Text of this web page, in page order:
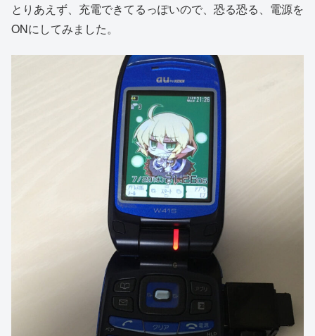
とりあえず、充電できてるっぽいので、恐る恐る、電源を
ONにしてみました。